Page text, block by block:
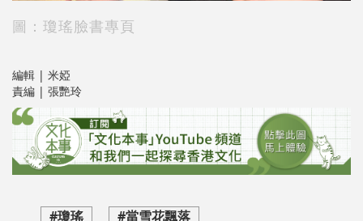
圖： 瓊瑤臉書專頁
編輯 | 米婭
責編 | 張艷玲
#瓊瑤
#當雪花飄落